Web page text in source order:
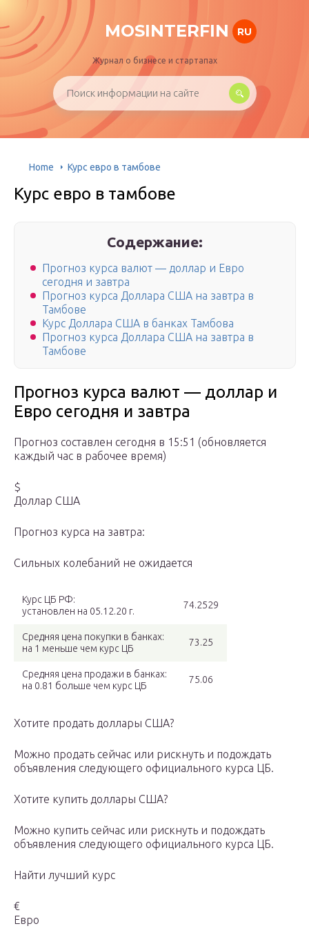
MOSINTERFIN RU
Журнал о бизнесе и стартапах
Home Курс евро в тамбове
Курс евро в тамбове
Содержание:
Прогноз курса валют — доллар и Евро
сегодня и завтра
Прогноз курса Доллара США на завтра в
Тамбове
Курс Доллара США в банках Тамбова
Прогноз курса Доллара США на завтра в
Тамбове
Прогноз курса валют — доллар и
Евро сегодня и завтра
Прогноз составлен сегодня в 15:51 (обновляется
каждый час в рабочее время)
$
Доллар США
Прогноз курса на завтра:
Cильных колебаний не ожидается
Курс ЦБ РФ:
установлен на 05.12.20 г.
74.2529
Средняя цена покупки в банках:
на 1 меньше чем курс ЦБ
73.25
Средняя цена продажи в банках:
на 0.81 больше чем курс ЦБ
75.06
Хотите продать доллары США?
Можно продать сейчас или рискнуть и подождать
объявления следующего официального курса ЦБ.
Хотите купить доллары США?
Можно купить сейчас или рискнуть и подождать
объявления следующего официального курса ЦБ.
Найти лучший курс
€
Евро